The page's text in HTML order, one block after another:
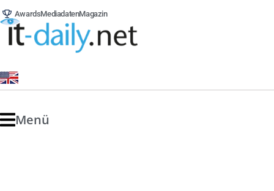
AwardsMediadatenMagazin
Menü